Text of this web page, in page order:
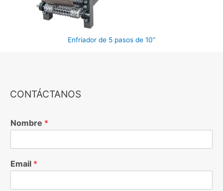
Enfriador de 5 pasos de 10”
CONTÁCTANOS
Nombre *
Email *